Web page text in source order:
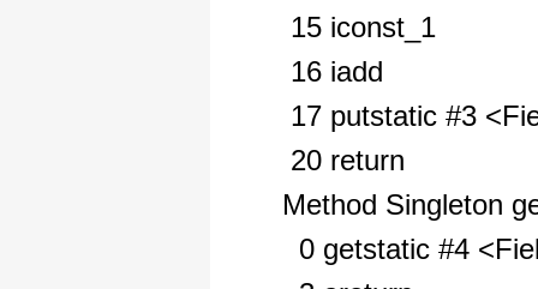
15 iconst_1
16 iadd
17 putstatic #3
20 return
Method Singleton
0 getstatic #4